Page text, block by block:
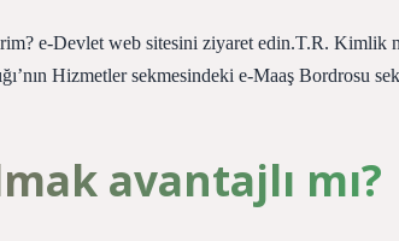
e-Devlet web sitesini ziyaret edin.T.R. Kimlik
Hizmetler sekmesindeki e-Maaş Bordrosu
avantajlı mı?